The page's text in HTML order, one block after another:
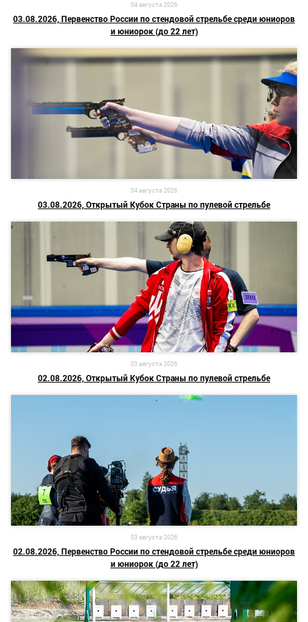
04 августа 2026
03.08.2026, Первенство России по стендовой стрельбе среди юниоров
и юниорок (до 22 лет)
04 августа 2026
03.08.2026, Открытый Кубок Страны по пулевой стрельбе
03 августа 2026
02.08.2026, Открытый Кубок Страны по пулевой стрельбе
03 августа 2026
02.08.2026, Первенство России по стендовой стрельбе среди юниоров
и юниорок (до 22 лет)